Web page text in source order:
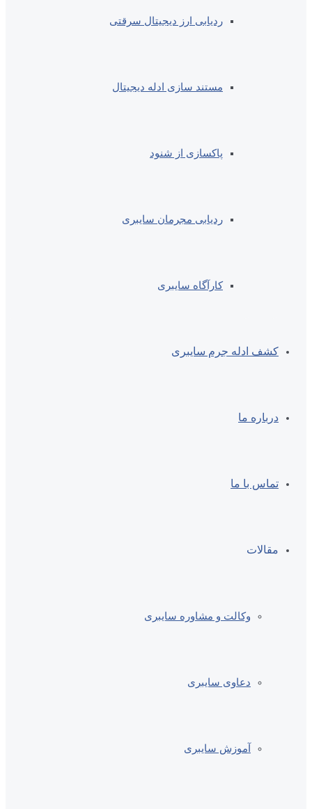
ردیابی ارز دیجیتال سرقتی
مستند سازی ادله دیجیتال
پاکسازی از شنود
ردیابی مجرمان سایبری
کارآگاه سایبری
کشف ادله جرم سایبری
درباره ما
تماس با ما
مقالات
وکالت و مشاوره سایبری
دعاوی سایبری
آموزش سایبری